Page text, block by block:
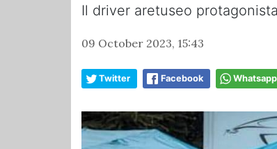
Il driver aretuseo
09 October 2023, 15:43
Twitter Facebook Whatsapp